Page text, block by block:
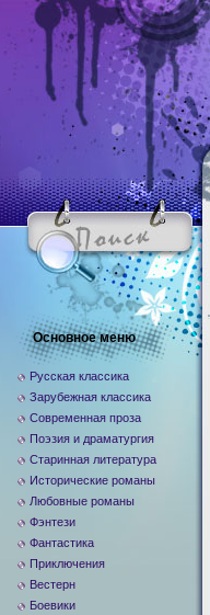
Основное меню
Русская классика
Зарубежная классика
Современная проза
Поэзия и драматургия
Старинная литература
Исторические романы
Любовные романы
Фэнтези
Фантастика
Приключения
Вестерн
Боевики